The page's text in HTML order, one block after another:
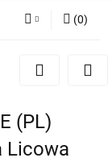
się
(0)
(PL)
Licowa